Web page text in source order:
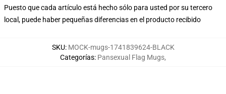
Puesto que cada artículo está hecho sólo para usted por su tercero
local, puede haber pequeñas diferencias en el producto recibido
SKU: MOCK-mugs-1741839624-BLACK
Categorías: Pansexual Flag Mugs,